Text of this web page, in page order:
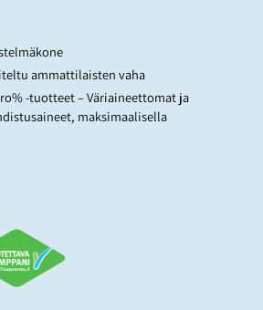
ammattilaisten vaha
-tuotteet – Väriaineettomat ja
maksimaalisella